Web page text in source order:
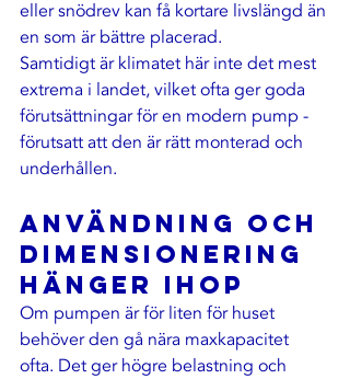
eller snödrev kan få kortare livslängd än
en som är bättre placerad.
Samtidigt är klimatet här inte det mest
extrema i landet, vilket ofta ger goda
förutsättningar för en modern pump -
förutsatt att den är rätt monterad och
underhållen.
Användning och
dimensionering
hänger ihop
Om pumpen är för liten för huset
behöver den gå nära maxkapacitet
ofta. Det ger högre belastning och